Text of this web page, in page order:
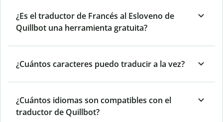
¿Es el traductor de Francés al Esloveno de
Quillbot una herramienta gratuita?
¿Cuántos caracteres puedo traducir a la vez?
¿Cuántos idiomas son compatibles con el
traductor de Quillbot?